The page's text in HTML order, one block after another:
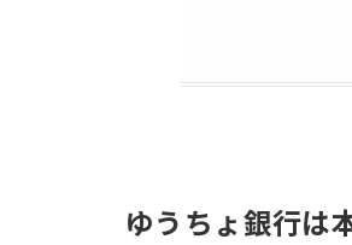
ゆうちょ銀行は